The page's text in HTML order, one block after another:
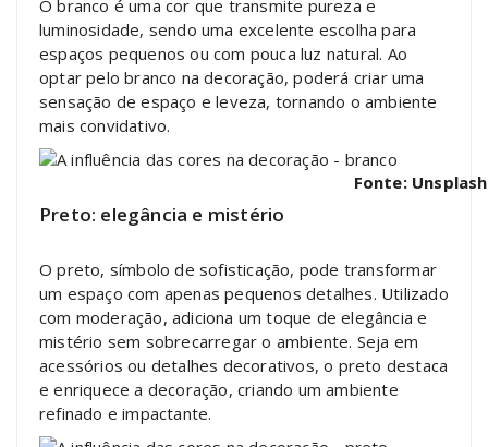
O branco é uma cor que transmite pureza e
luminosidade, sendo uma excelente escolha para
espaços pequenos ou com pouca luz natural. Ao
optar pelo branco na decoração, poderá criar uma
sensação de espaço e leveza, tornando o ambiente
mais convidativo.
Fonte: Unsplash
Preto: elegância e mistério
O preto, símbolo de sofisticação, pode transformar
um espaço com apenas pequenos detalhes. Utilizado
com moderação, adiciona um toque de elegância e
mistério sem sobrecarregar o ambiente. Seja em
acessórios ou detalhes decorativos, o preto destaca
e enriquece a decoração, criando um ambiente
refinado e impactante.